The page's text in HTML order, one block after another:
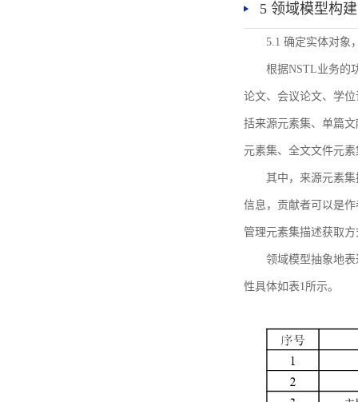
5 领域模型构建
5.1 确定实体对象
根据NSTL业务的
论文、会议论文、学
括来源元素集、单篇
元素集、全文文件元
其中，来源元素
信息，贡献者可以是
管理元素集描述获取
领域模型抽象地
性具体如表1所示。